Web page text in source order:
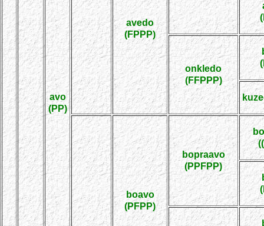
avo
(PP)
avedo
(FPPP)
onkledo
(FFPPP)
boavo
(PFPP)
bopraavo
(PPFPP)